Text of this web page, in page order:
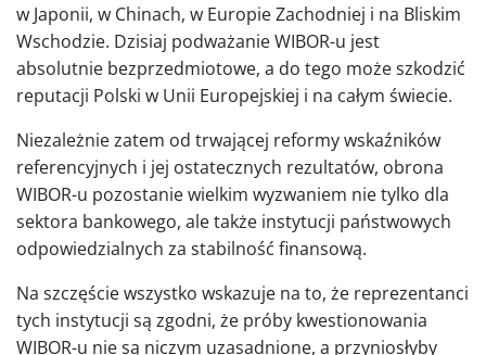
w Japonii, w Chinach, w Europie Zachodniej i na Bliskim
Wschodzie. Dzisiaj podważanie WIBOR-u jest
absolutnie bezprzedmiotowe, a do tego może szkodzić
reputacji Polski w Unii Europejskiej i na całym świecie.
Niezależnie zatem od trwającej reformy wskaźników
referencyjnych i jej ostatecznych rezultatów, obrona
WIBOR-u pozostanie wielkim wyzwaniem nie tylko dla
sektora bankowego, ale także instytucji państwowych
odpowiedzialnych za stabilność finansową.
Na szczęście wszystko wskazuje na to, że reprezentanci
tych instytucji są zgodni, że próby kwestionowania
WIBOR-u nie są niczym uzasadnione, a przyniosłyby